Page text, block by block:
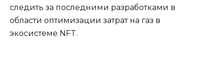
следить за последними разработками в
области оптимизации затрат на газ в
экосистеме NFT.